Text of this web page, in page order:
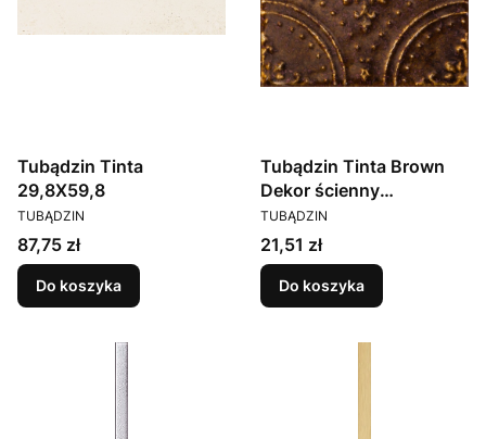
Tubądzin Tinta
29,8X59,8
PRODUCENT
TUBĄDZIN
Cena
87,75 zł
Do koszyka
Tubądzin Tinta Brown
Dekor ścienny
14,8X14,8
PRODUCENT
TUBĄDZIN
Cena
21,51 zł
Do koszyka